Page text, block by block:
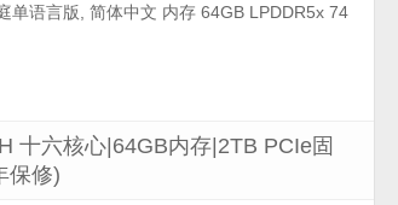
单语言版, 简体中文 内存 64GB LPDDR5x 74
十六核心|64GB内存|2TB PCIe固
保修)